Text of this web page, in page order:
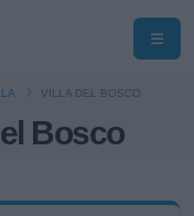
Bosco
VILLA DEL BOSCO